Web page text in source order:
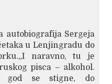
autobiografija Sergeja
u Lenjingradu do
naravno, tu je
pisca – alkohol.
god se stigne, do